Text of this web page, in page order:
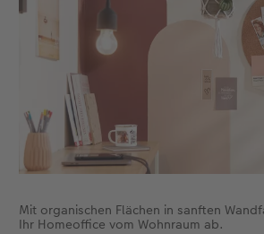
Anleitungen & Hilfe
im Wunschformat
Digitale Grußkarte
CEWE myPhotos
CEWE myPhotos
Neuheiten
Mit organischen Flächen in sanften
Ihr Homeoffice vom Wohnraum ab.